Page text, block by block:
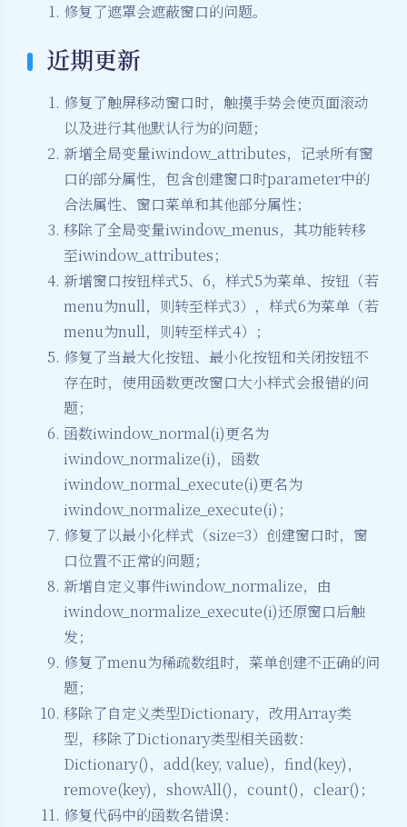
修复了遮罩会遮蔽窗口的问题。
近期更新
修复了触屏移动窗口时，触摸手势会使页面滚动
以及进行其他默认行为的问题；
新增全局变量iwindow_attributes，记录所有窗
口的部分属性，包含创建窗口时parameter中的
合法属性、窗口菜单和其他部分属性；
移除了全局变量iwindow_menus，其功能转移
至iwindow_attributes；
新增窗口按钮样式5、6，样式5为菜单、按钮（若
menu为null，则转至样式3），样式6为菜单（若
menu为null，则转至样式4）；
修复了当最大化按钮、最小化按钮和关闭按钮不
存在时，使用函数更改窗口大小样式会报错的问
题；
函数iwindow_normal(i)更名为
iwindow_normalize(i)，函数
iwindow_normal_execute(i)更名为
iwindow_normalize_execute(i)；
修复了以最小化样式（size=3）创建窗口时，窗
口位置不正常的问题；
新增自定义事件iwindow_normalize，由
iwindow_normalize_execute(i)还原窗口后触
发；
修复了menu为稀疏数组时，菜单创建不正确的问
题；
移除了自定义类型Dictionary，改用Array类
型，移除了Dictionary类型相关函数：
Dictionary()，add(key, value)，find(key)，
remove(key)，showAll()，count()，clear()；
修复代码中的函数名错误：